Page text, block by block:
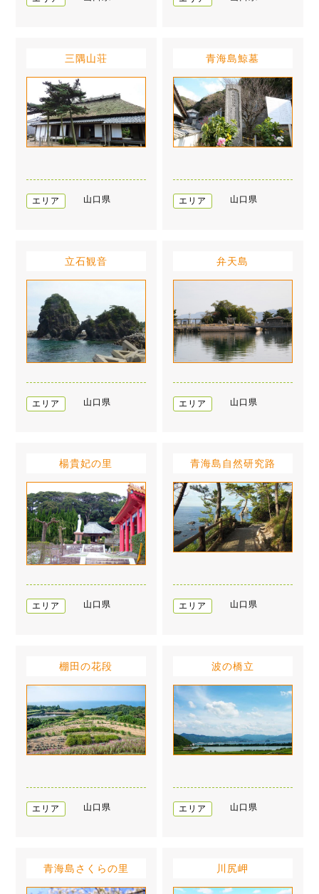
三隅山荘
エリア 山口県
青海島鯨墓
エリア 山口県
立石観音
エリア 山口県
弁天島
エリア 山口県
楊貴妃の里
エリア 山口県
青海島自然研究路
エリア 山口県
棚田の花段
エリア 山口県
波の橋立
エリア 山口県
青海島さくらの里 川尻岬